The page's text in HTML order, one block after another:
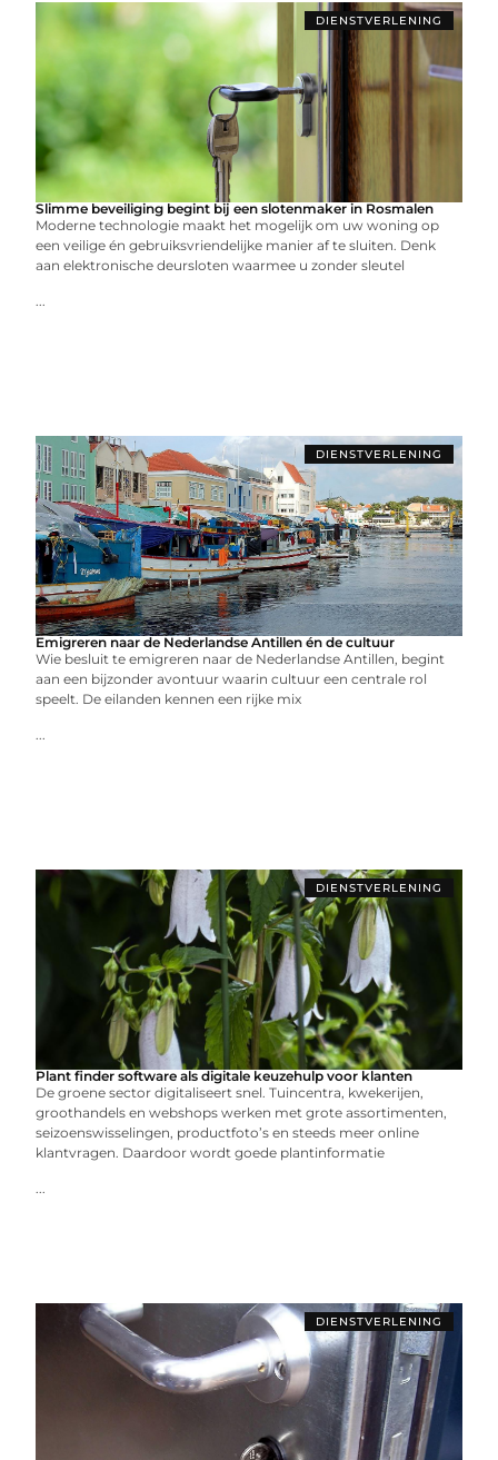
DIENSTVERLENING
Slimme beveiliging begint bij een slotenmaker in Rosmalen
Moderne technologie maakt het mogelijk om uw woning op
een veilige én gebruiksvriendelijke manier af te sluiten. Denk
aan elektronische deursloten waarmee u zonder sleutel
...
DIENSTVERLENING
Emigreren naar de Nederlandse Antillen én de cultuur
Wie besluit te emigreren naar de Nederlandse Antillen, begint
aan een bijzonder avontuur waarin cultuur een centrale rol
speelt. De eilanden kennen een rijke mix
...
DIENSTVERLENING
Plant finder software als digitale keuzehulp voor klanten
De groene sector digitaliseert snel. Tuincentra, kwekerijen,
groothandels en webshops werken met grote assortimenten,
seizoenswisselingen, productfoto’s en steeds meer online
klantvragen. Daardoor wordt goede plantinformatie
...
DIENSTVERLENING